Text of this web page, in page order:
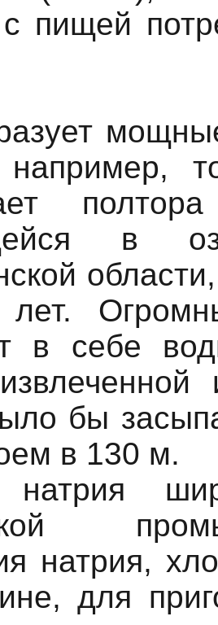
с пищей
например,
в
в себе
бы
в 130 м.
натрия
натрия,
для